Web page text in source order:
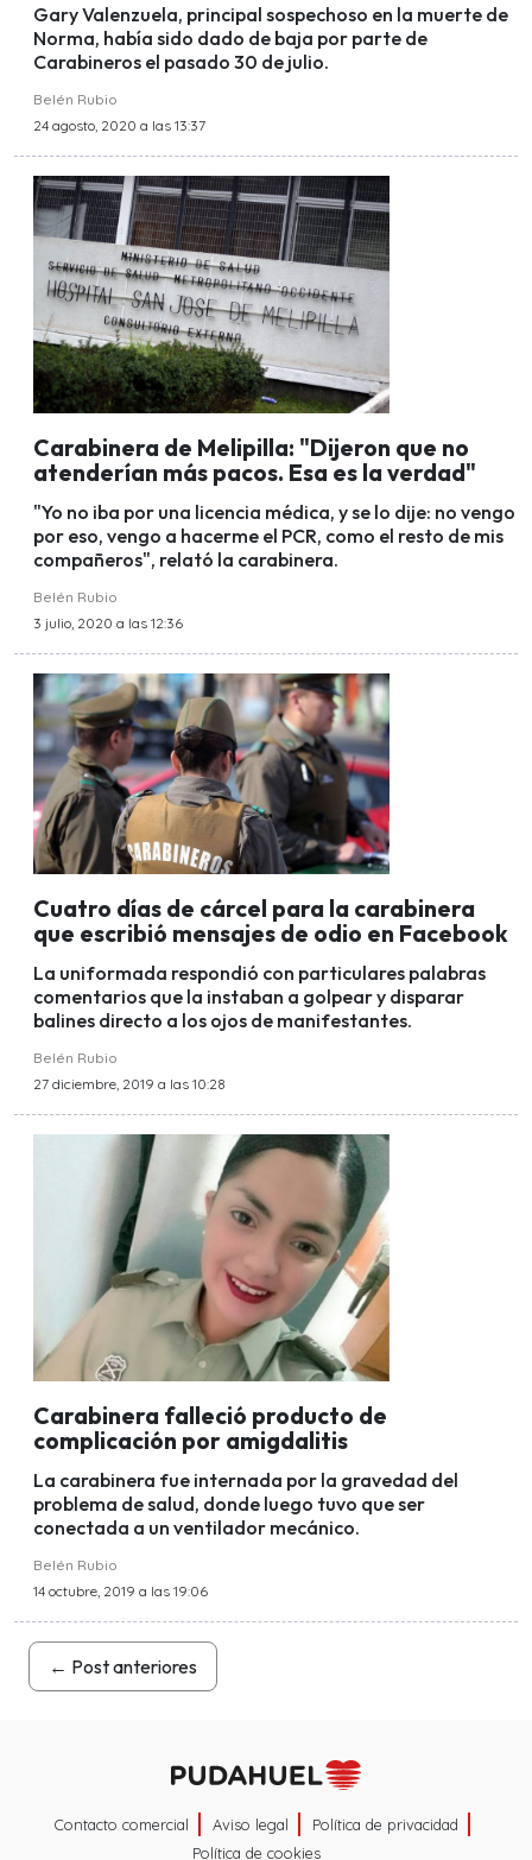
Gary Valenzuela, principal sospechoso en la muerte de
Norma, había sido dado de baja por parte de
Carabineros el pasado 30 de julio.
Belén Rubio
24 agosto, 2020 a las 13:37
Carabinera de Melipilla: "Dijeron que no
atenderían más pacos. Esa es la verdad"
"Yo no iba por una licencia médica, y se lo dije: no vengo
por eso, vengo a hacerme el PCR, como el resto de mis
compañeros", relató la carabinera.
Belén Rubio
3 julio, 2020 a las 12:36
Cuatro días de cárcel para la carabinera
que escribió mensajes de odio en Facebook
La uniformada respondió con particulares palabras
comentarios que la instaban a golpear y disparar
balines directo a los ojos de manifestantes.
Belén Rubio
27 diciembre, 2019 a las 10:28
Carabinera falleció producto de
complicación por amigdalitis
La carabinera fue internada por la gravedad del
problema de salud, donde luego tuvo que ser
conectada a un ventilador mecánico.
Belén Rubio
14 octubre, 2019 a las 19:06
← Post anteriores
Contacto comercial Aviso legal
Política de privacidad
Política de cookies